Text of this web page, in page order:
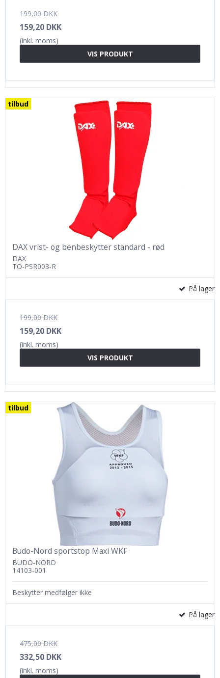
199,00 DKK
159,20 DKK
(inkl. moms)
VIS PRODUKT
tilbud
DAX vrist- og benbeskytter standard - rød
DAX
TO-PSR003-R
På lager
199,00 DKK
159,20 DKK
(inkl. moms)
VIS PRODUKT
tilbud
Budo-Nord sportstop Maxi WKF
BUDO-NORD
14103-001
Beskytter medfølger ikke
På lager
475,00 DKK
332,50 DKK
(inkl. moms)